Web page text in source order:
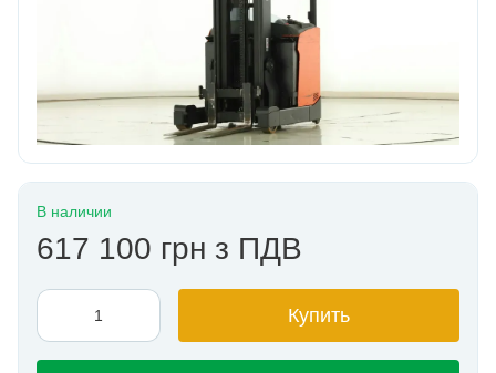
В наличии
617 100 грн з ПДВ
Купить